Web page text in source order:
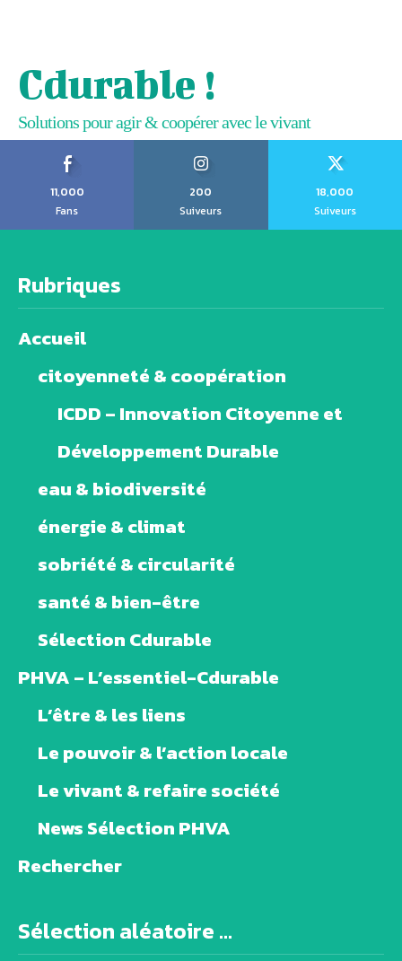
Cdurable !
Solutions pour agir & coopérer avec le vivant
11,000
Fans
200
Suiveurs
18,000
Suiveurs
Rubriques
Accueil
citoyenneté & coopération
ICDD – Innovation Citoyenne et
Développement Durable
eau & biodiversité
énergie & climat
sobriété & circularité
santé & bien-être
Sélection Cdurable
PHVA – L’essentiel-Cdurable
L’être & les liens
Le pouvoir & l’action locale
Le vivant & refaire société
News Sélection PHVA
Rechercher
Sélection aléatoire ...